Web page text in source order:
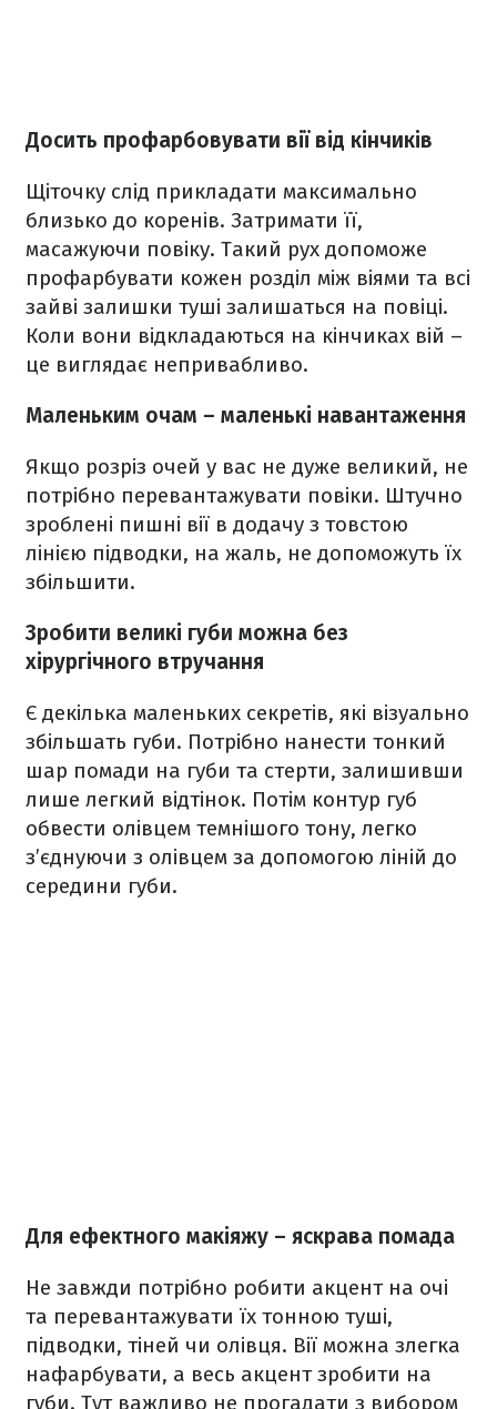
Досить профарбовувати вії від кінчиків
Щіточку слід прикладати максимально
близько до коренів. Затримати її,
масажуючи повіку. Такий рух допоможе
профарбувати кожен розділ між віями та всі
зайві залишки туші залишаться на повіці.
Коли вони відкладаються на кінчиках вій –
це виглядає непривабливо.
Маленьким очам – маленькі навантаження
Якщо розріз очей у вас не дуже великий, не
потрібно перевантажувати повіки. Штучно
зроблені пишні вії в додачу з товстою
лінією підводки, на жаль, не допоможуть їх
збільшити.
Зробити великі губи можна без
хірургічного втручання
Є декілька маленьких секретів, які візуально
збільшать губи. Потрібно нанести тонкий
шар помади на губи та стерти, залишивши
лише легкий відтінок. Потім контур губ
обвести олівцем темнішого тону, легко
з’єднуючи з олівцем за допомогою ліній до
середини губи.
Для ефектного макіяжу – яскрава помада
Не завжди потрібно робити акцент на очі
та перевантажувати їх тонною туші,
підводки, тіней чи олівця. Вії можна злегка
нафарбувати, а весь акцент зробити на
губи. Тут важливо не прогадати з вибором